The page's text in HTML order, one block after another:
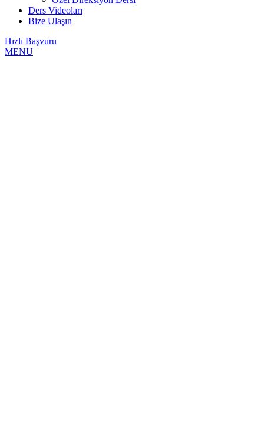
Ders Videoları
Bize Ulaşın
Hızlı Başvuru
MENU